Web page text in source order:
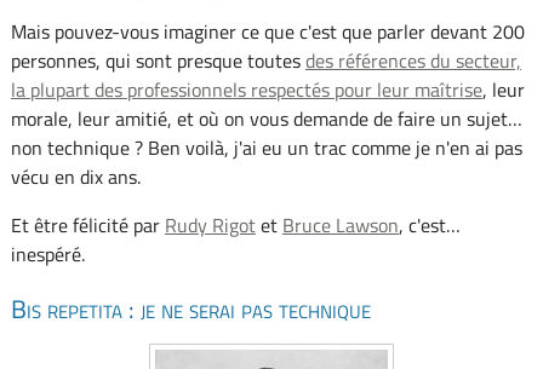
Mais pouvez-vous imaginer ce que c'est que parler devant 200
personnes, qui sont presque toutesdes références du secteur,
la plupart des professionnels respectés pour leur maîtrise, leur
morale, leur amitié, et où on vous demande de faire un sujet…
non technique ? Ben voilà, j'ai eu un trac comme je n'en ai pas
vécu en dix ans.
Et être félicité par Rudy Rigotet Bruce Lawson, c'est…
inespéré.
Bis repetita : je ne serai pas technique